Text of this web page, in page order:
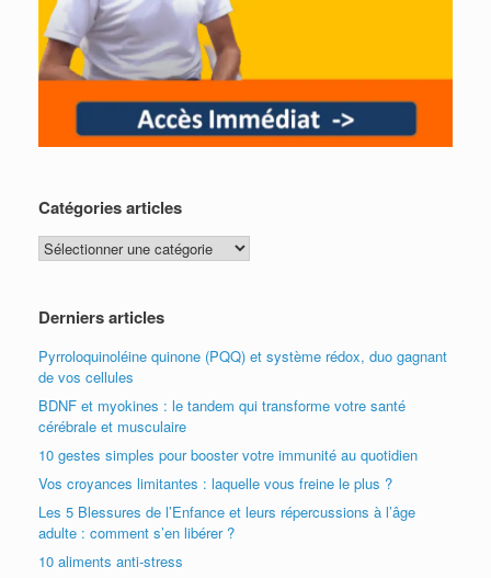
Catégories articles
Catégories
articles
Derniers articles
Pyrroloquinoléine quinone (PQQ) et système rédox, duo gagnant
de vos cellules
BDNF et myokines : le tandem qui transforme votre santé
cérébrale et musculaire
10 gestes simples pour booster votre immunité au quotidien
Vos croyances limitantes : laquelle vous freine le plus ?
Les 5 Blessures de l’Enfance et leurs répercussions à l’âge
adulte : comment s’en libérer ?
10 aliments anti-stress